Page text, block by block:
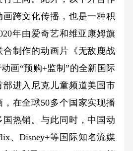
跨文化传播，也是一种积
年由爱奇艺和维亚康姆旗
制作的动画片《无敌鹿战
画“预购+监制”的全新国际
进入尼克儿童频道美国市
在全球50多个国家实现播
热销。与此同时，中国动
、Disney+等国际知名流媒